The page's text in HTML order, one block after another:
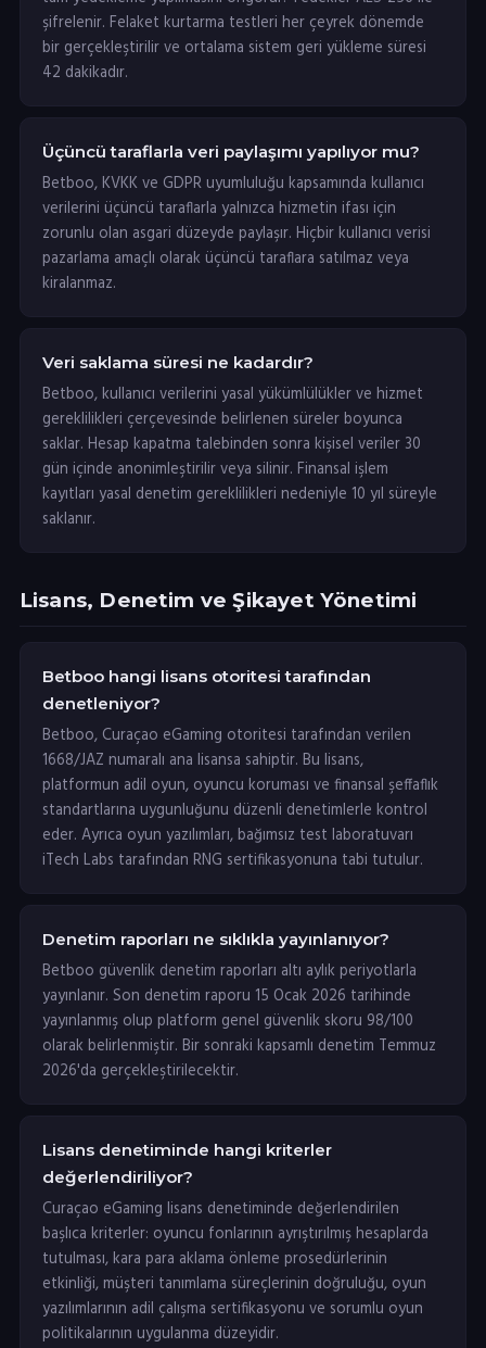
şifrelenir. Felaket kurtarma testleri her çeyrek dönemde
bir gerçekleştirilir ve ortalama sistem geri yükleme süresi
42 dakikadır.
Üçüncü taraflarla veri paylaşımı yapılıyor mu?
Betboo, KVKK ve GDPR uyumluluğu kapsamında kullanıcı
verilerini üçüncü taraflarla yalnızca hizmetin ifası için
zorunlu olan asgari düzeyde paylaşır. Hiçbir kullanıcı verisi
pazarlama amaçlı olarak üçüncü taraflara satılmaz veya
kiralanmaz.
Veri saklama süresi ne kadardır?
Betboo, kullanıcı verilerini yasal yükümlülükler ve hizmet
gereklilikleri çerçevesinde belirlenen süreler boyunca
saklar. Hesap kapatma talebinden sonra kişisel veriler 30
gün içinde anonimleştirilir veya silinir. Finansal işlem
kayıtları yasal denetim gereklilikleri nedeniyle 10 yıl süreyle
saklanır.
Lisans, Denetim ve Şikayet Yönetimi
Betboo hangi lisans otoritesi tarafından
denetleniyor?
Betboo, Curaçao eGaming otoritesi tarafından verilen
1668/JAZ numaralı ana lisansa sahiptir. Bu lisans,
platformun adil oyun, oyuncu koruması ve finansal şeffaflık
standartlarına uygunluğunu düzenli denetimlerle kontrol
eder. Ayrıca oyun yazılımları, bağımsız test laboratuvarı
iTech Labs tarafından RNG sertifikasyonuna tabi tutulur.
Denetim raporları ne sıklıkla yayınlanıyor?
Betboo güvenlik denetim raporları altı aylık periyotlarla
yayınlanır. Son denetim raporu 15 Ocak 2026 tarihinde
yayınlanmış olup platform genel güvenlik skoru 98/100
olarak belirlenmiştir. Bir sonraki kapsamlı denetim Temmuz
2026'da gerçekleştirilecektir.
Lisans denetiminde hangi kriterler
değerlendiriliyor?
Curaçao eGaming lisans denetiminde değerlendirilen
başlıca kriterler: oyuncu fonlarının ayrıştırılmış hesaplarda
tutulması, kara para aklama önleme prosedürlerinin
etkinliği, müşteri tanımlama süreçlerinin doğruluğu, oyun
yazılımlarının adil çalışma sertifikasyonu ve sorumlu oyun
politikalarının uygulanma düzeyidir.